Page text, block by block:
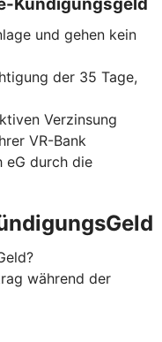
und gehen kein
der 35 Tage,
Verzinsung
VR-Bank
eG durch die
während der